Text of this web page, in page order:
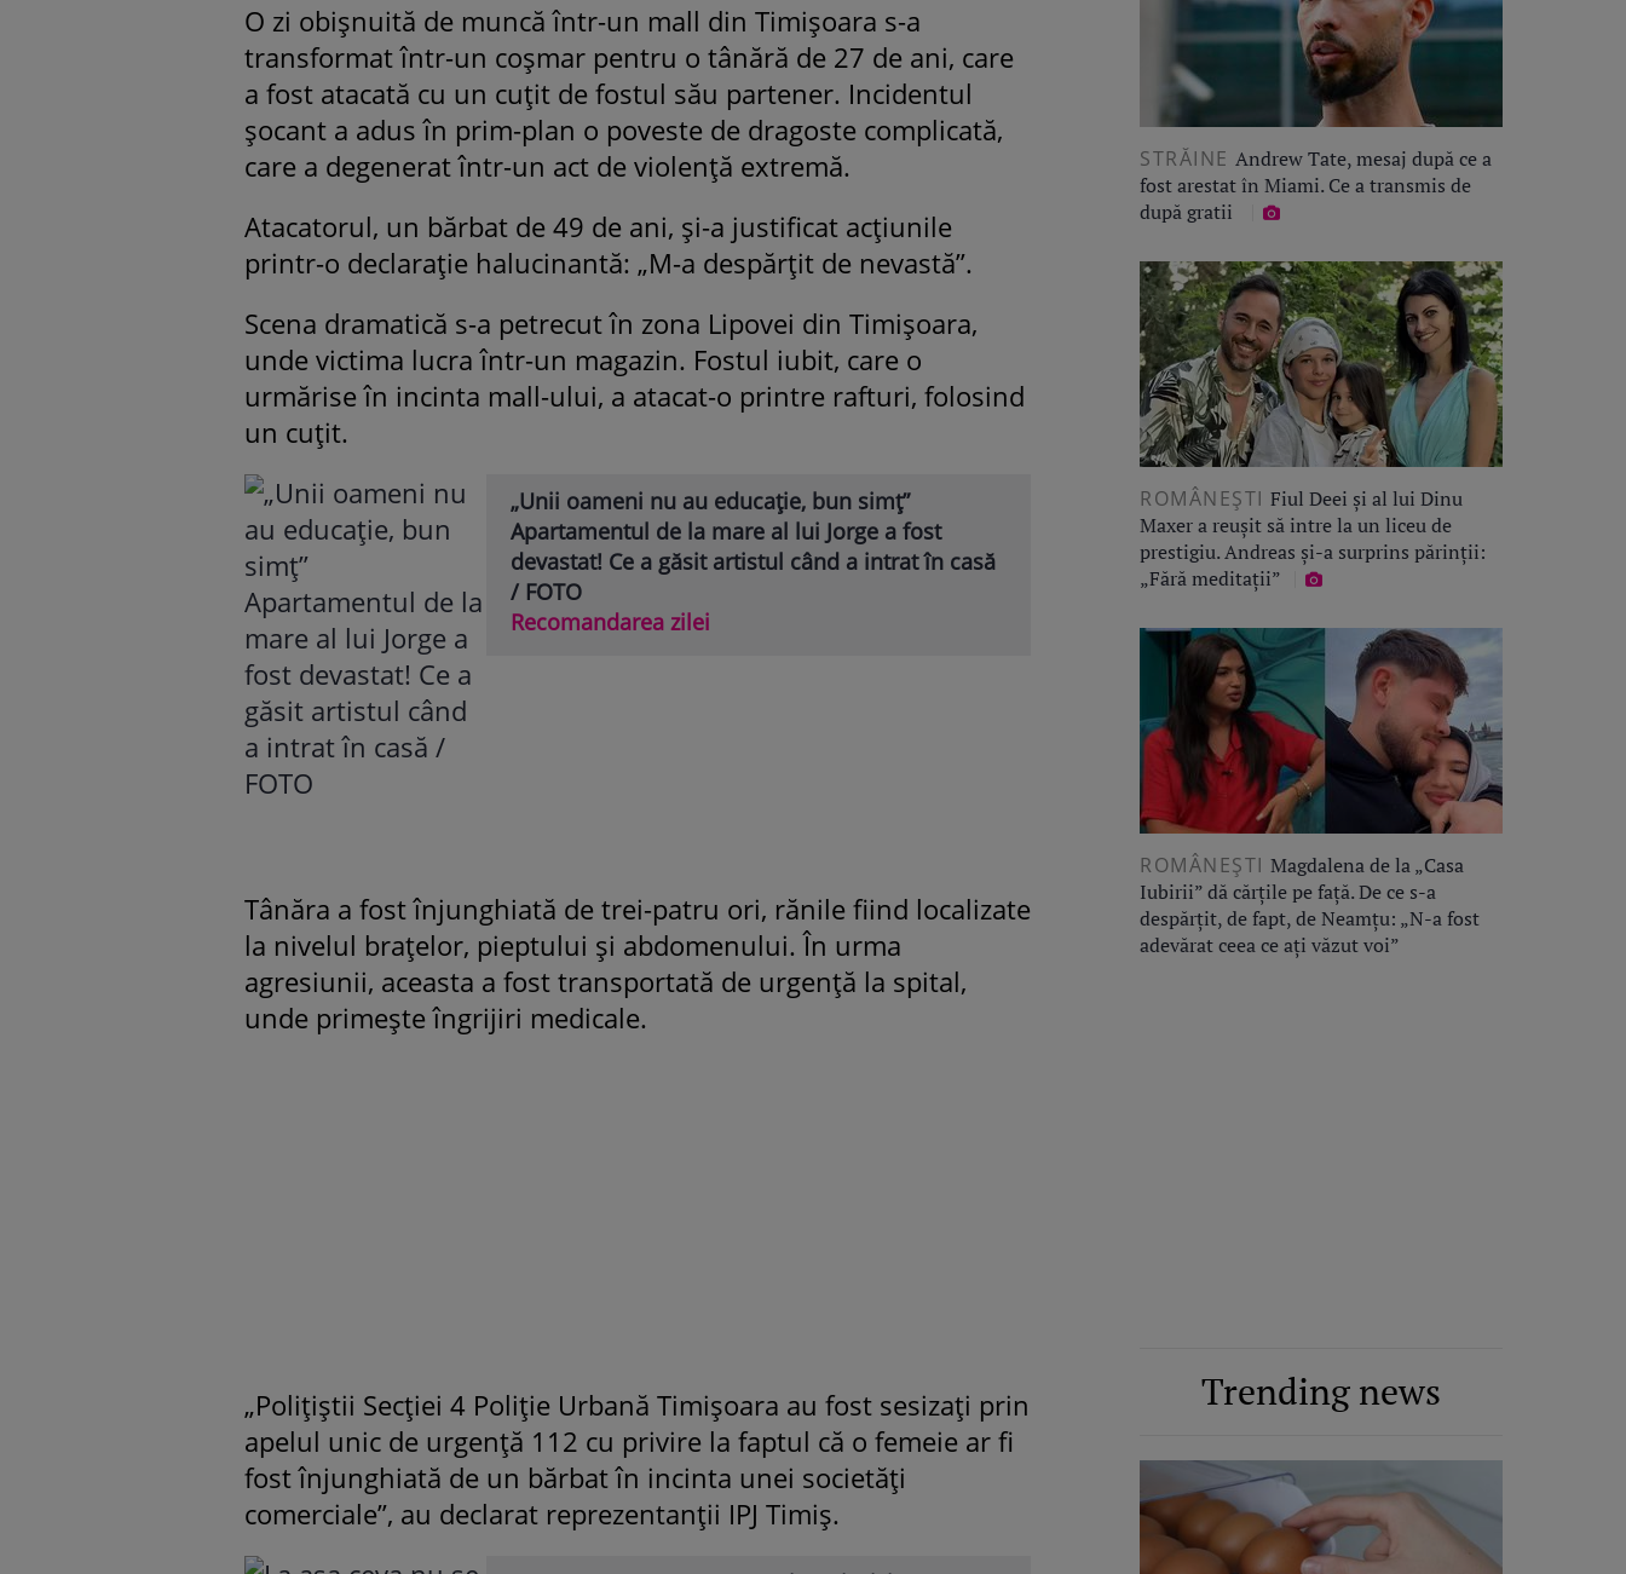
O zi obișnuită de muncă într-un mall din Timișoara s-a
transformat într-un coșmar pentru o tânără de 27 de ani, care
a fost atacată cu un cuțit de fostul său partener. Incidentul
șocant a adus în prim-plan o poveste de dragoste complicată,
care a degenerat într-un act de violență extremă.
Atacatorul, un bărbat de 49 de ani, și-a justificat acțiunile
printr-o declarație halucinantă: „M-a despărțit de nevastă”.
Scena dramatică s-a petrecut în zona Lipovei din Timișoara,
unde victima lucra într-un magazin. Fostul iubit, care o
urmărise în incinta mall-ului, a atacat-o printre rafturi, folosind
un cuțit.
„Unii oameni nu au educație, bun simț”
Apartamentul de la mare al lui Jorge a fost
devastat! Ce a găsit artistul când a intrat în casă
/ FOTO
Recomandarea zilei
Tânăra a fost înjunghiată de trei-patru ori, rănile fiind localizate
la nivelul brațelor, pieptului și abdomenului. În urma
agresiunii, aceasta a fost transportată de urgență la spital,
unde primește îngrijiri medicale.
„Polițiștii Secției 4 Poliție Urbană Timișoara au fost sesizați prin
apelul unic de urgență 112 cu privire la faptul că o femeie ar fi
fost înjunghiată de un bărbat în incinta unei societăți
comerciale”, au declarat reprezentanții IPJ Timiș.
STRĂINE Andrew Tate, mesaj după ce a
fost arestat în Miami. Ce a transmis de
după gratii
ROMÂNEŞTI Fiul Deei și al lui Dinu
Maxer a reușit să intre la un liceu de
prestigiu. Andreas și-a surprins părinții:
„Fără meditații”
ROMÂNEŞTI Magdalena de la „Casa
Iubirii” dă cărțile pe față. De ce s-a
despărțit, de fapt, de Neamțu: „N-a fost
adevărat ceea ce ați văzut voi”
Trending news